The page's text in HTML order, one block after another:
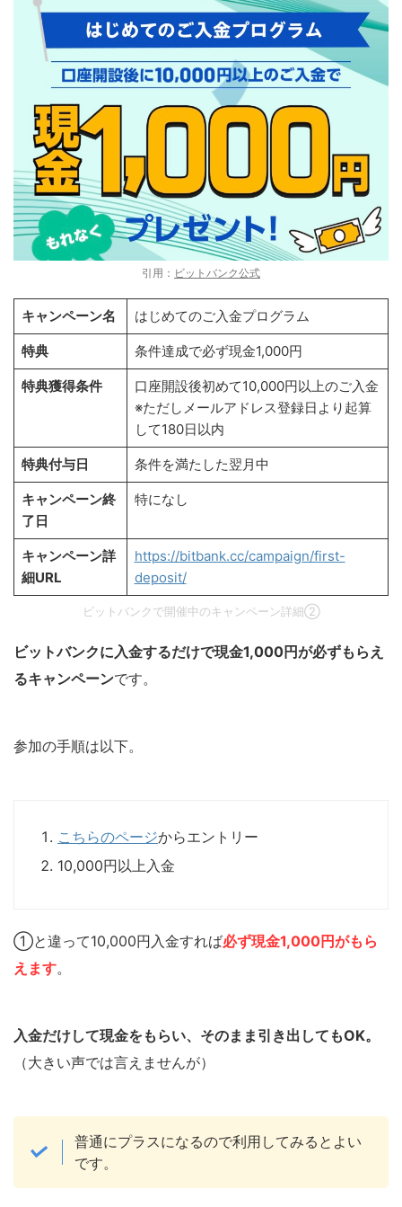
引用： ビットバンク公式
キャンペーン名 はじめてのご入金プログラム
特典 条件達成で必ず現金1,000円
特典獲得条件
口座開設後初めて10,000円以上のご入金
※ただしメールアドレス登録日より起算
して180日以内
特典付与日 条件を満たした翌月中
キャンペーン終
了日
特になし
キャンペーン詳
細URL
https://bitbank.cc/campaign/first-
deposit/
ビットバンクで開催中のキャンペーン詳細②
ビットバンクに入金するだけで現金1,000円が必ずもらえ
るキャンペーンです。
参加の手順は以下。
こちらのページからエントリー
10,000円以上入金
①と違って10,000円入金すれば必ず現金1,000円がもら
えます。
入金だけして現金をもらい、そのまま引き出してもOK。
（大きい声では言えませんが）
普通にプラスになるので利用してみるとよい
です。